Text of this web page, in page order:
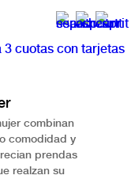
combinan
comodidad y
prendas
realzan su